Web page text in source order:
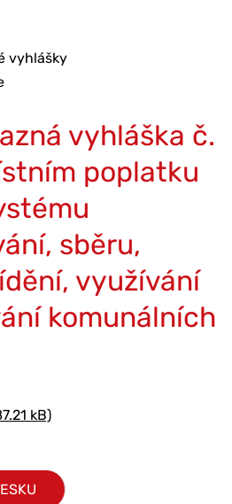
vyhlášky
vyhláška č.
poplatku
sběru,
využívání
komunálních
kB)